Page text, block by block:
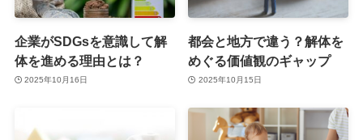
企業がSDGsを意識して解
体を進める理由とは？
2025年10月16日
都会と地方で違う？解体を
めぐる価値観のギャップ
2025年10月15日